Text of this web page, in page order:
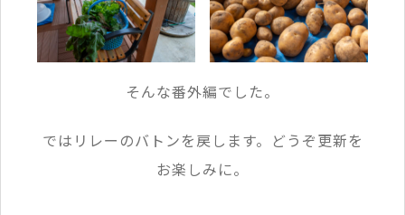
そんな番外編でした。
ではリレーのバトンを戻します。どうぞ更新を
お楽しみに。